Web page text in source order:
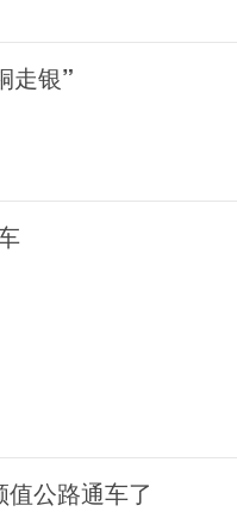
走银”
公路通车了